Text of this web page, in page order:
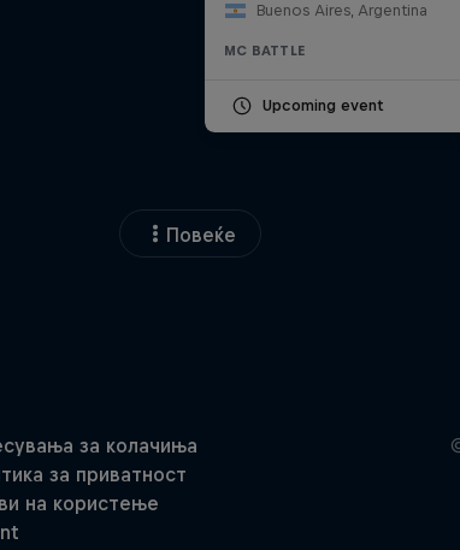
Buenos Aires, Argentina
MC BATTLE
Upcoming event
Повеќе